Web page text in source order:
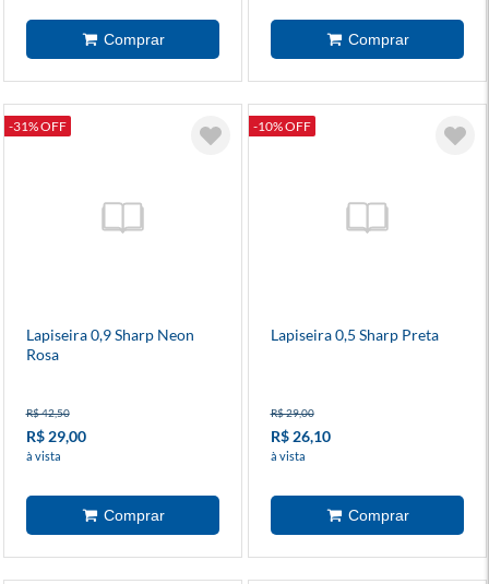
-31% OFF
Lapiseira 0,9 Sharp Neon
Rosa
R$ 42,50
R$ 29,00
à vista
-10% OFF
Lapiseira 0,5 Sharp Preta
R$ 29,00
R$ 26,10
à vista